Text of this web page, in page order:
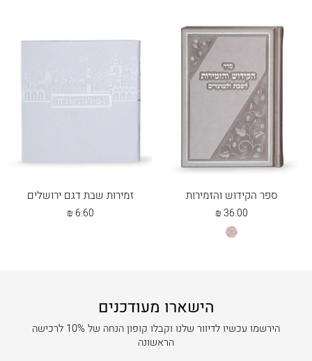
ספר הקידוש והזמירות
36.00
₪
כספסף
זמירות שבת דגם ירושלים
6.60
₪
הישארו מעודכנים
הירשמו עכשיו לדיוור שלנו וקבלו קופון הנחה של 10% לרכישה
הראשונה